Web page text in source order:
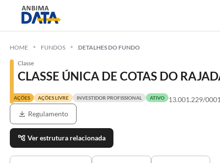
HOME FUNDOS DETALHES DO FUNDO
Classe
CLASSE ÚNICA DE COTAS DO
AÇÕES AÇÕES LIVRE INVESTIDOR PROFISSIONAL ATIVO
13.001.229/
Regulamento
Ver estrutura relacionada